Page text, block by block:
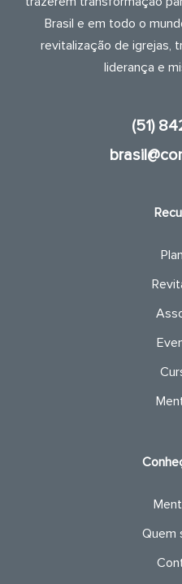
Brasil e em todo o
revitalização de igrejas,
liderança e
(51)
Quem